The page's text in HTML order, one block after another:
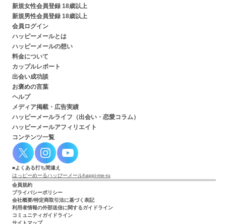
新規女性会員登録 18歳以上
新規男性会員登録 18歳以上
会員ログイン
ハッピーメールとは
ハッピーメールの想い
料金について
カップルレポート
出会い成功談
お褒めの言葉
ヘルプ
メディア掲載・広告実績
ハッピーメールライフ（出会い・恋愛コラム）
ハッピーメールアフィリエイト
コンテンツ一覧
よくある打ち間違え
はっピーめーるハッぴーメールhappi-me-ru
会員規約
プライバシーポリシー
会社概要/特定商取引法に基づく表記
利用者情報の外部送信に関するガイドライン
コミュニティガイドライン
サイトマップ